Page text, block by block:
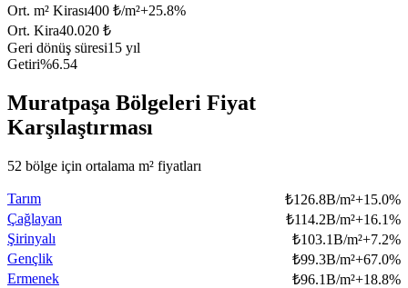
Ort. m² Kirası400 ₺/m²+25.8%
Ort. Kira40.020 ₺
Geri dönüş süresi15 yıl
Getiri%6.54
Muratpaşa Bölgeleri Fiyat
Karşılaştırması
52 bölge için ortalama m² fiyatları
Tarım ₺126.8B/m²+15.0%
Çağlayan
₺114.2B/m²+16.1%
Şirinyalı
₺103.1B/m²+7.2%
Gençlik
₺99.3B/m²+67.0%
Ermenek
₺96.1B/m²+18.8%